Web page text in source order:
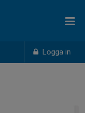
Logga in